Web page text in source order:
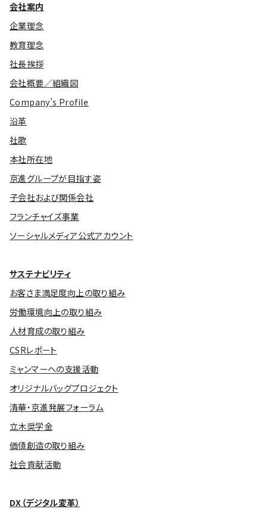
会社案内
企業理念
教育理念
社長挨拶
会社概要／組織図
Company’s Profile
沿革
社歌
本社所在地
京進グループが目指す姿
子会社および関係会社
フランチャイズ事業
ソーシャルメディア公式アカウント
サステナビリティ
お客さま満足度向上の取り組み
労働環境向上の取り組み
人材育成の取り組み
CSRレポート
ミャンマーへの支援活動
オリジナルバッグプロジェクト
清華・京進発展フォーラム
立木奨学金
価値創造の取り組み
社会貢献活動
DX（デジタル変革）